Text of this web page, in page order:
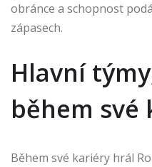
obránce a schopnost
zápasech.
Hlavní
během
Během své kariéry hrál